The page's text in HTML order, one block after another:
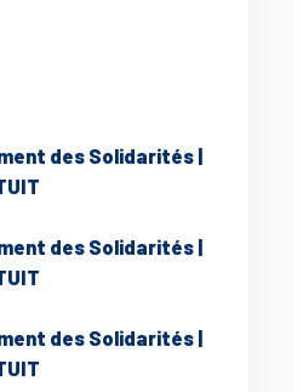
des Solidarités |
des Solidarités |
des Solidarités |